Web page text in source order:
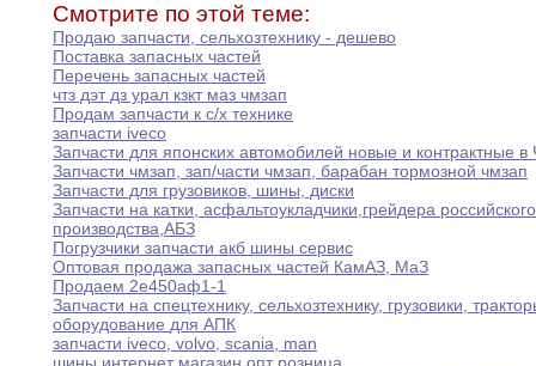
Смотрите по этой теме:
Продаю запчасти, сельхозтехнику - дешево
Поставка запасных частей
Перечень запасных частей
чтз дэт дз урал кзкт маз чмзап
Продам запчасти к с/х технике
запчасти iveco
Запчасти для японских автомобилей новые и контрактные в
Запчасти чмзап, зап/части чмзап, барабан тормозной чмзап
Запчасти для грузовиков, шины, диски
Запчасти на катки, асфальтоукладчики,грейдера российского
производства,АБЗ
Погрузчики запчасти акб шины сервис
Оптовая продажа запасных частей КамАЗ, МаЗ
Продаем 2е450аф1-1
Запчасти на спецтехнику, сельхозтехнику, грузовики,
оборудование для АПК
запчасти iveco, volvo, scania, man